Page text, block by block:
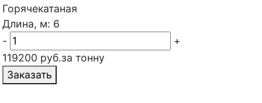
Горячекатаная
Длина, м: 6
-
+
119200 руб.за тонну
Заказать